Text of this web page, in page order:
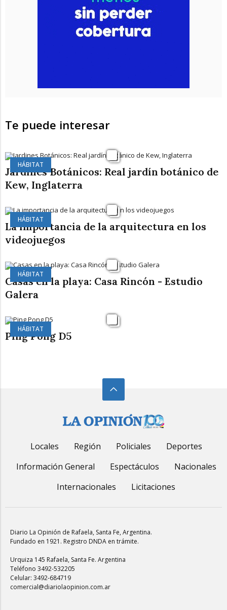
Te puede interesar
HÁBITAT
Jardines Botánicos: Real jardín botánico de
Kew, Inglaterra
HÁBITAT
La importancia de la arquitectura en los
videojuegos
HÁBITAT
Casas en la playa: Casa Rincón - Estudio
Galera
HÁBITAT
Ping Pong D5
Locales Región Policiales
Deportes
Información General
Espectáculos
Nacionales
Internacionales
Licitaciones
Diario La Opinión de Rafaela, Santa Fe, Argentina.
Fundado en 1921. Registro DNDA en trámite.
Urquiza 145 Rafaela, Santa Fe. Argentina
Teléfono 3492-532205
Celular: 3492-684719
comercial@diariolaopinion.com.ar